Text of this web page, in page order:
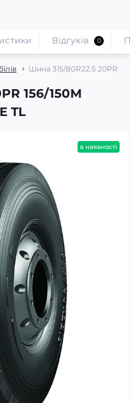
Шина 315/80R22.5 20PR
156/150M
TL
Відгуків 0
в наявності